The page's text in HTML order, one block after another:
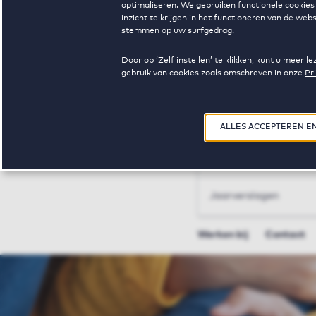
optimaliseren. We gebruiken functionele
inzicht te krijgen in het functioneren van de
stemmen op uw surfgedrag.
Door op ‘Zelf instellen’ te klikken, kunt u meer
gebruik van cookies zoals omschreven in onze
ALLES ACCEPTEREN
Housing Market
Jaarverslagen
Werken bij Contact